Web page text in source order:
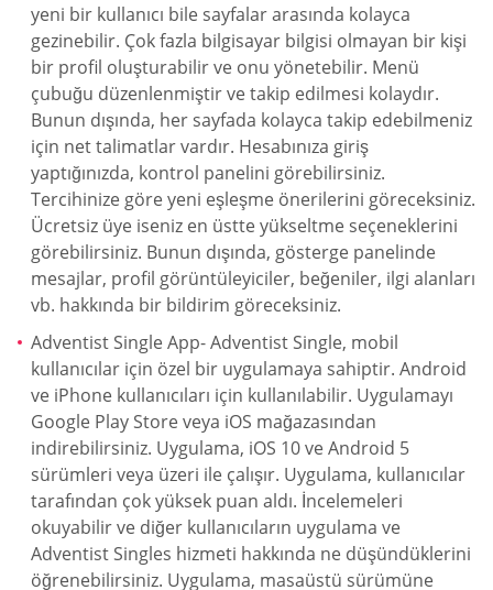
yeni bir kullanıcı bile sayfalar arasında kolayca
gezinebilir. Çok fazla bilgisayar bilgisi olmayan bir kişi
bir profil oluşturabilir ve onu yönetebilir. Menü
çubuğu düzenlenmiştir ve takip edilmesi kolaydır.
Bunun dışında, her sayfada kolayca takip edebilmeniz
için net talimatlar vardır. Hesabınıza giriş
yaptığınızda, kontrol panelini görebilirsiniz.
Tercihinize göre yeni eşleşme önerilerini göreceksiniz.
Ücretsiz üye iseniz en üstte yükseltme seçeneklerini
görebilirsiniz. Bunun dışında, gösterge panelinde
mesajlar, profil görüntüleyiciler, beğeniler, ilgi alanları
vb. hakkında bir bildirim göreceksiniz.
Adventist Single App- Adventist Single, mobil
kullanıcılar için özel bir uygulamaya sahiptir. Android
ve iPhone kullanıcıları için kullanılabilir. Uygulamayı
Google Play Store veya iOS mağazasından
indirebilirsiniz. Uygulama, iOS 10 ve Android 5
sürümleri veya üzeri ile çalışır. Uygulama, kullanıcılar
tarafından çok yüksek puan aldı. İncelemeleri
okuyabilir ve diğer kullanıcıların uygulama ve
Adventist Singles hizmeti hakkında ne düşündüklerini
öğrenebilirsiniz. Uygulama, masaüstü sürümüne